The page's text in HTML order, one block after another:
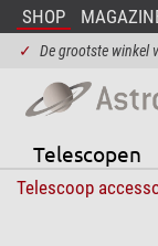
SHOP
✓ De grootste winkel
Telescopen
Telescoop